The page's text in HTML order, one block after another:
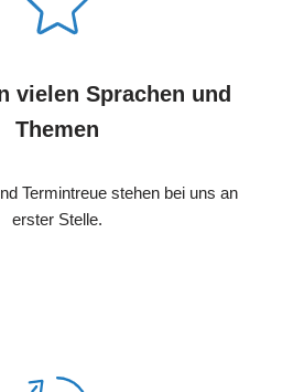
vielen Sprachen und
Themen
Termintreue stehen bei uns an
erster Stelle.